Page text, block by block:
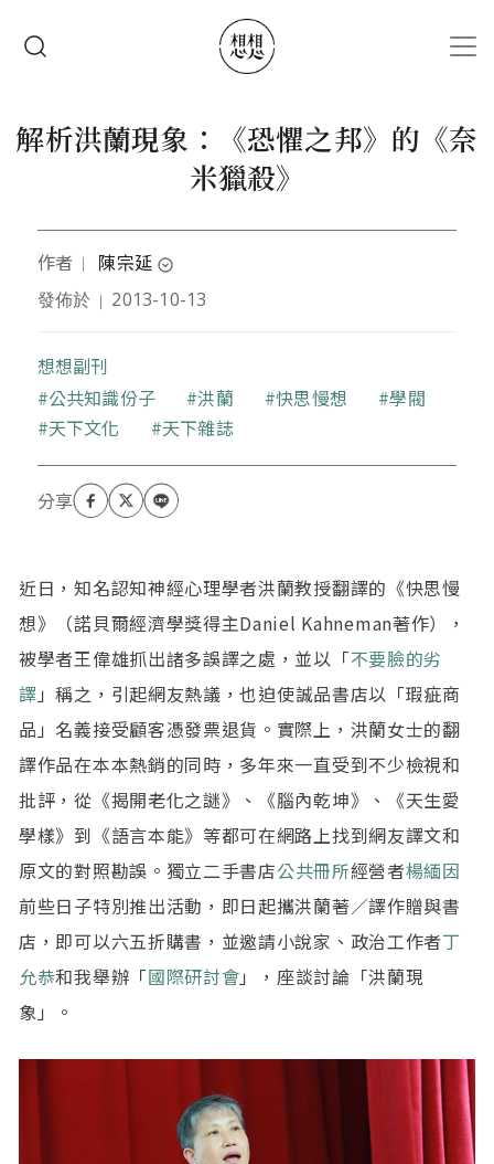
解析洪蘭現象：《恐懼之邦》的《奈
米獵殺》
作者 ｜ 陳宗延 expand_circle_down
作者為台大醫學系學生、台大勞工社成員。
發佈於 ｜ 2013-10-13
想想副刊
關鍵字
公共知識份子 洪蘭 快思慢想
學閥
天下文化
天下雜誌
近日，知名認知神經心理學者洪蘭教授翻譯的《快思慢
想》（諾貝爾經濟學獎得主Daniel Kahneman著作），
被學者王偉雄抓出諸多誤譯之處，並以「不要臉的劣
譯 」稱之，引起網友熱議，也迫使誠品書店以「瑕疵商
品」名義接受顧客憑發票退貨。實際上，洪蘭女士的翻
譯作品在本本熱銷的同時，多年來一直受到不少檢視和
批評，從《揭開老化之謎》、《腦內乾坤》、《天生愛
學樣》到《語言本能》等都可在網路上找到網友譯文和
原文的對照勘誤。獨立二手書店公共冊所經營者楊緬因
前些日子特別推出活動，即日起攜洪蘭著／譯作贈與書
店，即可以六五折購書，並邀請小說家、政治工作者丁
允恭和我舉辦「國際研討會」，座談討論「洪蘭現
象」。